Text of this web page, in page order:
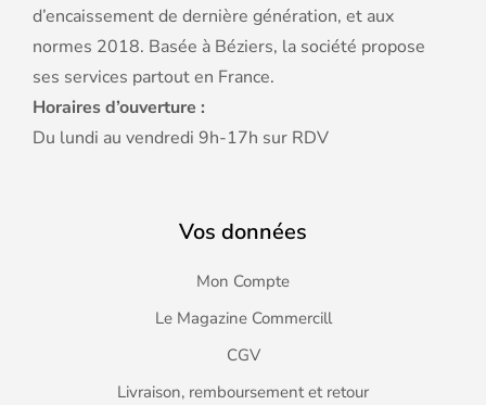
d’encaissement de dernière génération, et aux
normes 2018. Basée à Béziers, la société propose
ses services partout en France.
Horaires d’ouverture :
Du lundi au vendredi 9h-17h sur RDV
Vos données
Mon Compte
Le Magazine Commercill
CGV
Livraison, remboursement et retour